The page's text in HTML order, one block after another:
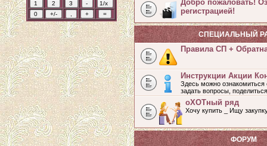
Добро пожаловать!
регистрацией!
СПЕЦИАЛЬНЫЙ
Правила СП +
Инструкции Акции
Здесь можно
задать вопросы,
оХОТный ряд
Хочу купить _ Ищу
ФОРУМ